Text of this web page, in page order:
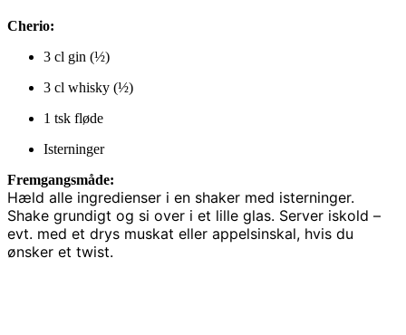
Cherio:
3 cl gin (½)
3 cl whisky (½)
1 tsk fløde
Isterninger
Fremgangsmåde:
Hæld alle ingredienser i en shaker med isterninger.
Shake grundigt og si over i et lille glas. Server iskold –
evt. med et drys muskat eller appelsinskal, hvis du
ønsker et twist.